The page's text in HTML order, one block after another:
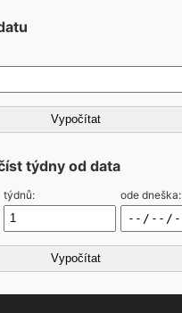
Vypočítat
týdny od data
týdnů: ode dneška:
Vypočítat